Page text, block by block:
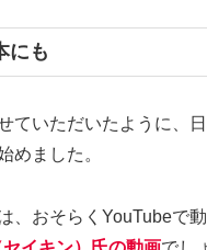
にも
ていただいたように、
めました。
、おそらくYouTubeで